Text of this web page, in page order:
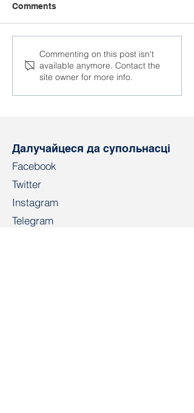
Абавязковае
размеркаванне
выпускнікоў у
Беларусі: сацыяльная
Comments
Commenting on this post isn't
available anymore. Contact the
site owner for more info.
Далучайцеся да супольнасці
Facebook
Twitter
Instagram
Telegram